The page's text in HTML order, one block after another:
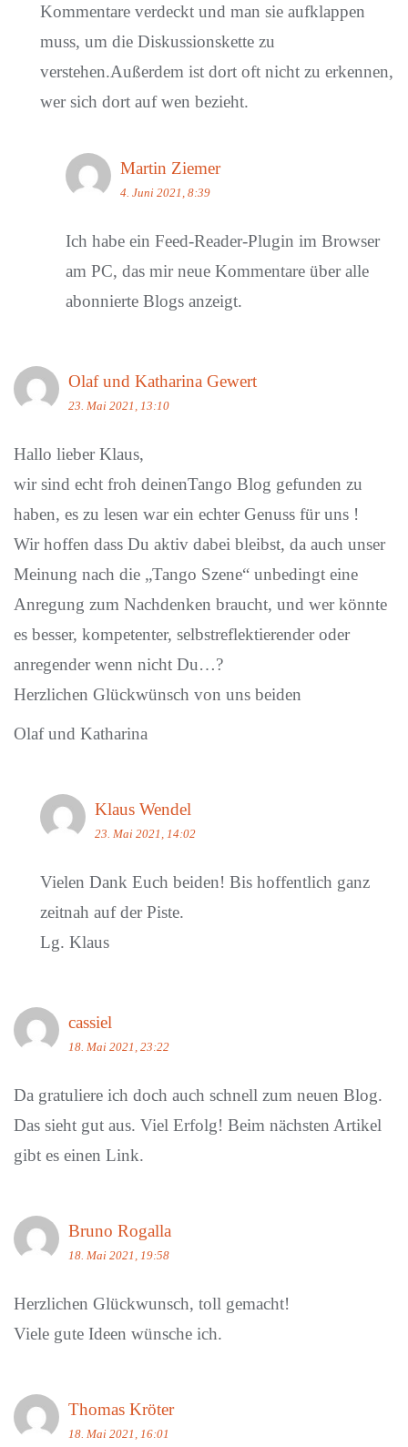
Kommentare verdeckt und man sie aufklappen
muss, um die Diskussionskette zu
verstehen.Außerdem ist dort oft nicht zu erkennen,
wer sich dort auf wen bezieht.
Martin Ziemer
4. Juni 2021, 8:39
Ich habe ein Feed-Reader-Plugin im Browser
am PC, das mir neue Kommentare über alle
abonnierte Blogs anzeigt.
Olaf und Katharina Gewert
23. Mai 2021, 13:10
Hallo lieber Klaus,
wir sind echt froh deinenTango Blog gefunden zu
haben, es zu lesen war ein echter Genuss für uns !
Wir hoffen dass Du aktiv dabei bleibst, da auch unser
Meinung nach die „Tango Szene“ unbedingt eine
Anregung zum Nachdenken braucht, und wer könnte
es besser, kompetenter, selbstreflektierender oder
anregender wenn nicht Du…?
Herzlichen Glückwünsch von uns beiden
Olaf und Katharina
Klaus Wendel
23. Mai 2021, 14:02
Vielen Dank Euch beiden! Bis hoffentlich ganz
zeitnah auf der Piste.
Lg. Klaus
cassiel
18. Mai 2021, 23:22
Da gratuliere ich doch auch schnell zum neuen Blog.
Das sieht gut aus. Viel Erfolg! Beim nächsten Artikel
gibt es einen Link.
Bruno Rogalla
18. Mai 2021, 19:58
Herzlichen Glückwunsch, toll gemacht!
Viele gute Ideen wünsche ich.
Thomas Kröter
18. Mai 2021, 16:01